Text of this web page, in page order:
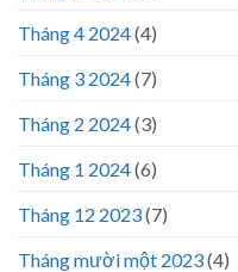
Tháng 4 2024(4)
Tháng 3 2024(7)
Tháng 2 2024(3)
Tháng 1 2024(6)
Tháng 12 2023(7)
Tháng mười một 2023(4)